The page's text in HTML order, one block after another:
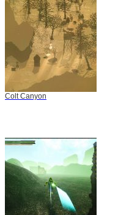
Colt Canyon